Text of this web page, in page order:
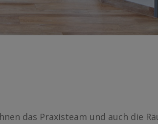
das Praxisteam und auch die